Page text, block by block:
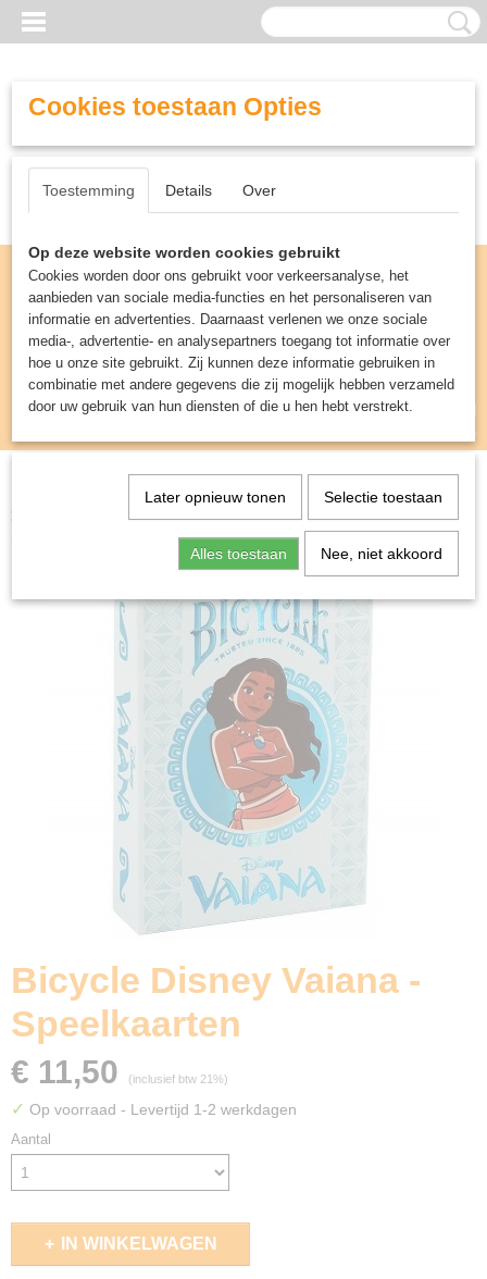
Inloggen Registreren
UW WINKELWAGEN
(0)
Spellen & Puzzels> Kaartspellen>Speelkaarten
Bicycle Disney Vaiana - Speelkaarten
Bicycle Disney Vaiana -
Speelkaarten
€ 11,50 (inclusief btw 21%)
✓ Op voorraad - Levertijd 1-2 werkdagen
Aantal
IN WINKELWAGEN
Cookies toestaan Opties
Toestemming Details Over
Op deze website worden cookies gebruikt
Cookies worden door ons gebruikt voor verkeersanalyse, het
aanbieden van sociale media-functies en het personaliseren van
informatie en advertenties. Daarnaast verlenen we onze sociale
media-, advertentie- en analysepartners toegang tot informatie over
hoe u onze site gebruikt. Zij kunnen deze informatie gebruiken in
combinatie met andere gegevens die zij mogelijk hebben verzameld
door uw gebruik van hun diensten of die u hen hebt verstrekt.
Later opnieuw tonen Selectie toestaan
Alles toestaan Nee, niet akkoord